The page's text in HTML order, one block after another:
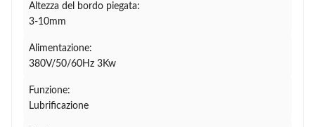
Altezza del bordo piegata:
3-10mm
Alimentazione:
380V/50/60Hz 3Kw
Funzione:
Lubrificazione